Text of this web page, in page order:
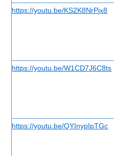
https://youtu.be/KS2K8NrPjx8
https://youtu.be/W1CD7J6C8ts
https://youtu.be/QYInypIpTGc